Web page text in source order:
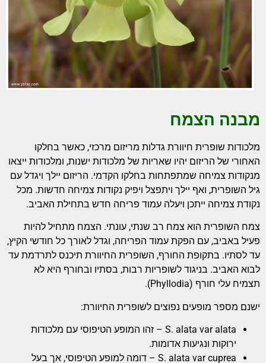
מבנה הצמח
מלכודות שופרית חיוורת גדלות מריזום מרכזי, כאשר בחלקו
האחורי של הריזום יהיו שאריות של מלכודות ישנות, ומלכודות ייצאו
מנקודות צמיחה שמתפתחות בחלקו הקדמי. הריזום יילך ויגדל עם
גיל השופרית, ואף יילך ויתפצל ויפיק נקודות צמיחה חדשות. מכל
נקודת צמיחה ייתכן ויעלה עמוד פריחה חדש בתחילת האביב.
צמח השופרית הוא צמח רב שנתי, עונתי. הצמח מתחיל להיות
פעיל באביב, עם הפקת עמוד הפריחה, וגדל לאורך כל חודשי הקיץ,
עד לסתיו. בתקופת החורף, השופרית החיוורת תיכנס לתרדמת עד
לבוא האביב. בניגוד לשופריות רבות, בסתיו ובחורף היא לא
תצמיח עלי חורף (Phyllodia).
ישנם מספר מופעים נפוצים לשופרית החיוורת:
S. alata var alata – זהו המופע הטיפוסי עם מלכודות
ירוקות ונגיעות אדומות.
S. alata var cuprea – דומה למופע הטיפוסי, אך בעל